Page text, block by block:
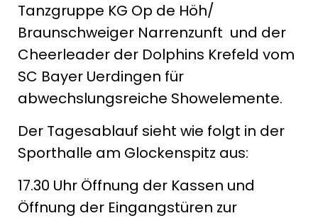
Tanzgruppe KG Op de Höh/
Braunschweiger Narrenzunft und der
Cheerleader der Dolphins Krefeld vom
SC Bayer Uerdingen für
abwechslungsreiche Showelemente.
Der Tagesablauf sieht wie folgt in der
Sporthalle am Glockenspitz aus:
17.30 Uhr Öffnung der Kassen und
Öffnung der Eingangstüren zur